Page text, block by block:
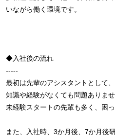
いながら働く環境です。
◆入社後の流れ
-----
最初は先輩のアシスタントとして
知識や経験がなくても問題ありませ
未経験スタートの先輩も多く、困
また、入社時、3か月後、7か月後